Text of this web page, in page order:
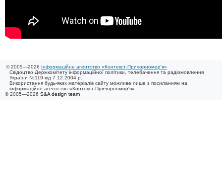
© 2005—2026 Інформаційне агентство «Контекст-Причорномор'я»
Свідоцтво Держкомітету інформаційної політики, телебачення та радіомовлення
України №119 від 7.12.2004 р.
Використання будь-яких матеріалів сайту можливе лише з посиланням на
інформаційне агентство «Контекст-Причорномор'я»
© 2005—2026 S&A design team